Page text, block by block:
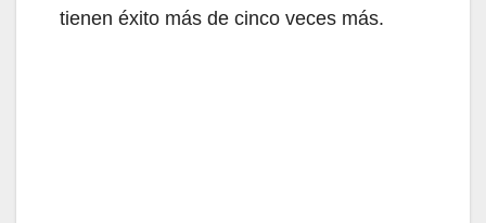
tienen éxito más de cinco veces más.